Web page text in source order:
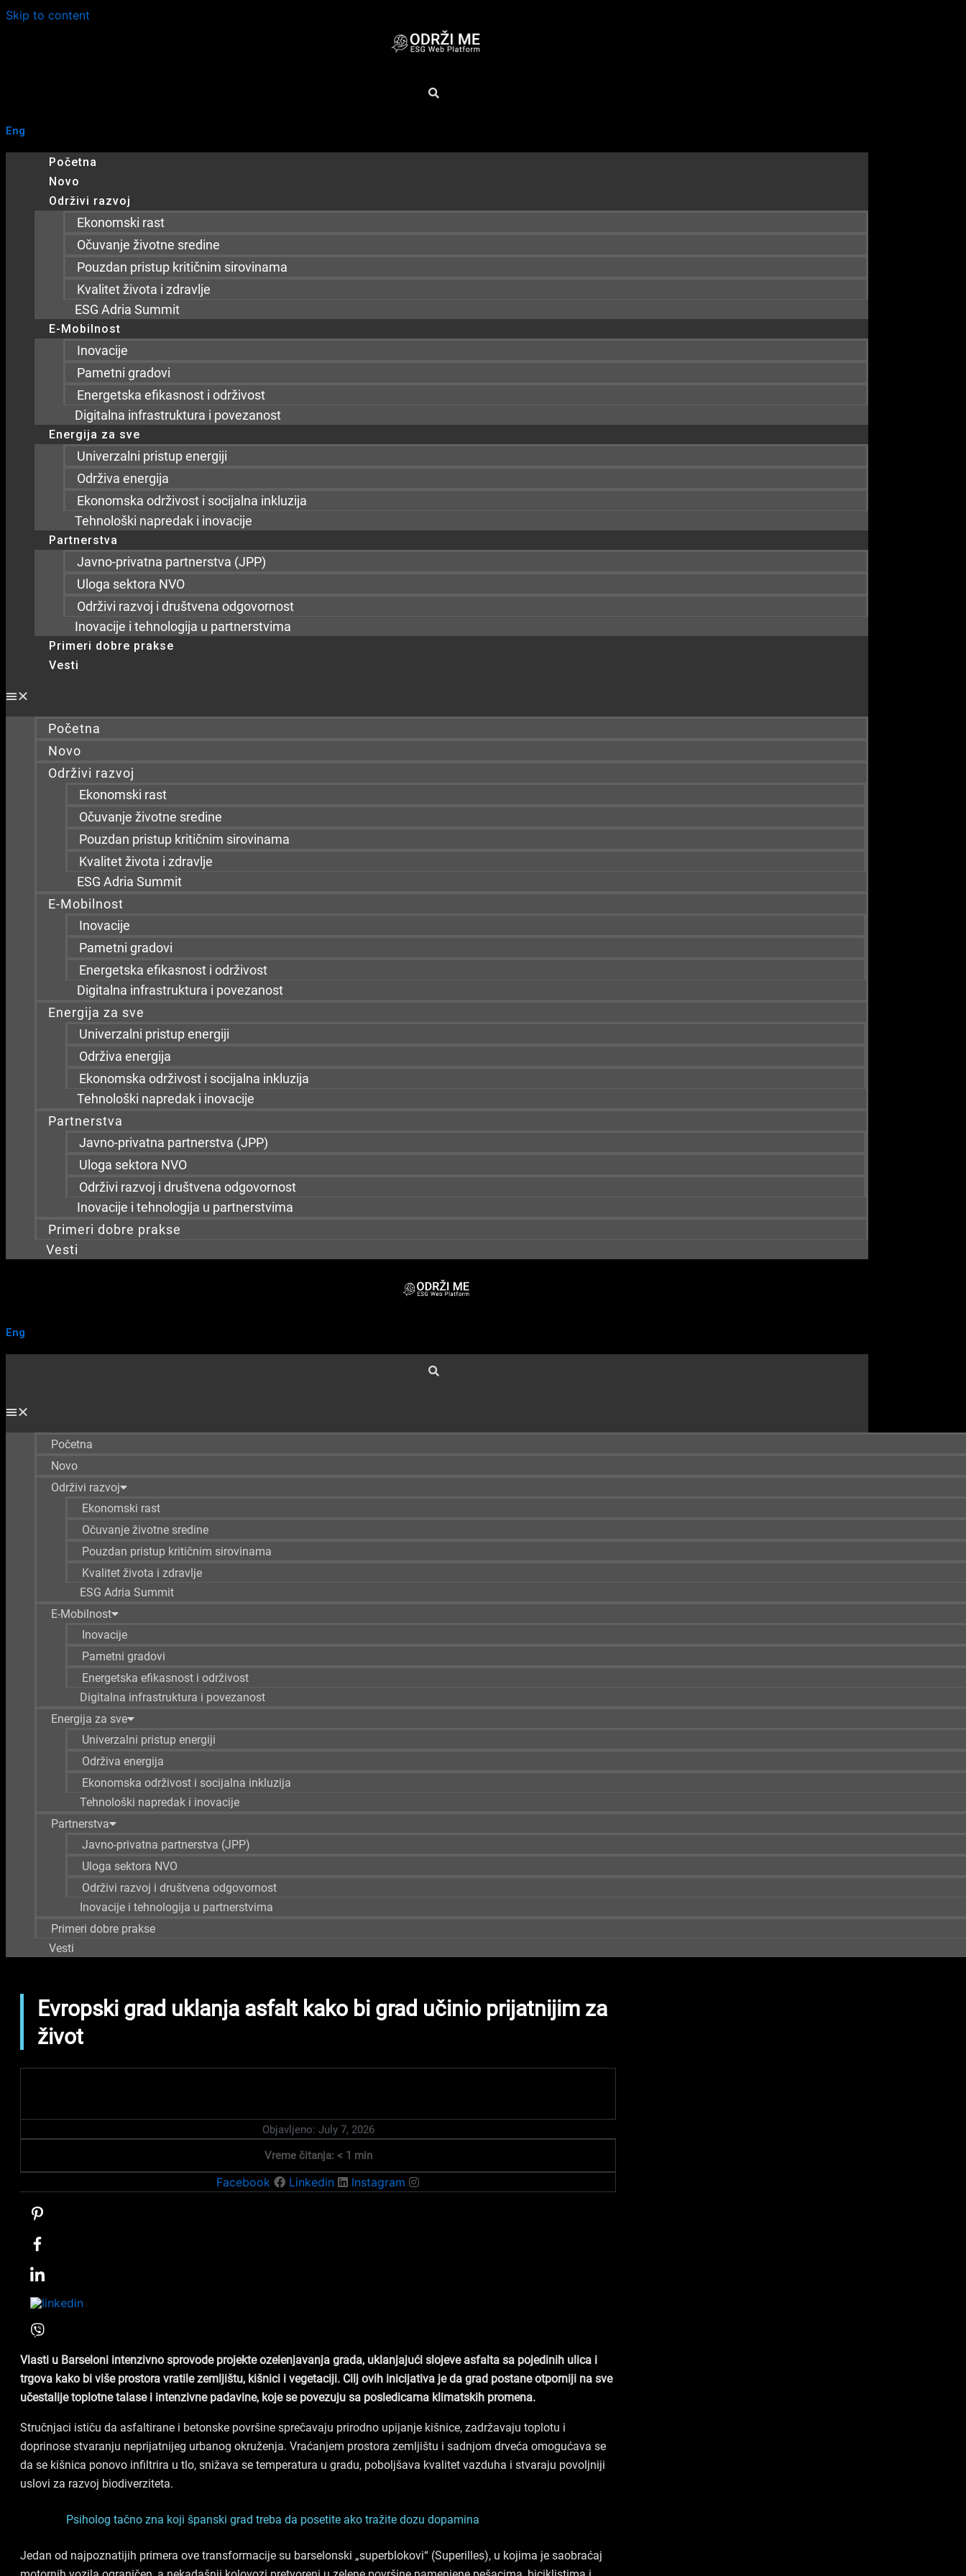
Skip to content
Eng
Početna
Novo
Održivi razvoj
Ekonomski rast
Očuvanje životne sredine
Pouzdan pristup kritičnim sirovinama
Kvalitet života i zdravlje
ESG Adria Summit
E-Mobilnost
Inovacije
Pametni gradovi
Energetska efikasnost i održivost
Digitalna infrastruktura i povezanost
Energija za sve
Univerzalni pristup energiji
Održiva energija
Ekonomska održivost i socijalna inkluzija
Tehnološki napredak i inovacije
Partnerstva
Javno-privatna partnerstva (JPP)
Uloga sektora NVO
Održivi razvoj i društvena odgovornost
Inovacije i tehnologija u partnerstvima
Primeri dobre prakse
Vesti
Početna
Novo
Održivi razvoj
Ekonomski rast
Očuvanje životne sredine
Pouzdan pristup kritičnim sirovinama
Kvalitet života i zdravlje
ESG Adria Summit
E-Mobilnost
Inovacije
Pametni gradovi
Energetska efikasnost i održivost
Digitalna infrastruktura i povezanost
Energija za sve
Univerzalni pristup energiji
Održiva energija
Ekonomska održivost i socijalna inkluzija
Tehnološki napredak i inovacije
Partnerstva
Javno-privatna partnerstva (JPP)
Uloga sektora NVO
Održivi razvoj i društvena odgovornost
Inovacije i tehnologija u partnerstvima
Primeri dobre prakse
Vesti
Eng
Početna
Novo
Održivi razvoj
Ekonomski rast
Očuvanje životne sredine
Pouzdan pristup kritičnim sirovinama
Kvalitet života i zdravlje
ESG Adria Summit
E-Mobilnost
Inovacije
Pametni gradovi
Energetska efikasnost i održivost
Digitalna infrastruktura i povezanost
Energija za sve
Univerzalni pristup energiji
Održiva energija
Ekonomska održivost i socijalna inkluzija
Tehnološki napredak i inovacije
Partnerstva
Javno-privatna partnerstva (JPP)
Uloga sektora NVO
Održivi razvoj i društvena odgovornost
Inovacije i tehnologija u partnerstvima
Primeri dobre prakse
Vesti
Evropski grad uklanja asfalt kako bi grad učinio prijatnijim za
život
Objavljeno: July 7, 2026
Vreme čitanja: < 1 min
Facebook
Linkedin Instagram
Vlasti u Barseloni intenzivno sprovode projekte ozelenjavanja grada, uklanjajući slojeve asfalta sa pojedinih ulica i
trgova kako bi više prostora vratile zemljištu, kišnici i vegetaciji. Cilj ovih inicijativa je da grad postane otporniji na sve
učestalije toplotne talase i intenzivne padavine, koje se povezuju sa posledicama klimatskih promena.
Stručnjaci ističu da asfaltirane i betonske površine sprečavaju prirodno upijanje kišnice, zadržavaju toplotu i
doprinose stvaranju neprijatnijeg urbanog okruženja. Vraćanjem prostora zemljištu i sadnjom drveća omogućava se
da se kišnica ponovo infiltrira u tlo, snižava se temperatura u gradu, poboljšava kvalitet vazduha i stvaraju povoljniji
uslovi za razvoj biodiverziteta.
Psiholog tačno zna koji španski grad treba da posetite ako tražite dozu dopamina
Jedan od najpoznatijih primera ove transformacije su barselonski „superblokovi“ (Superilles), u kojima je saobraćaj